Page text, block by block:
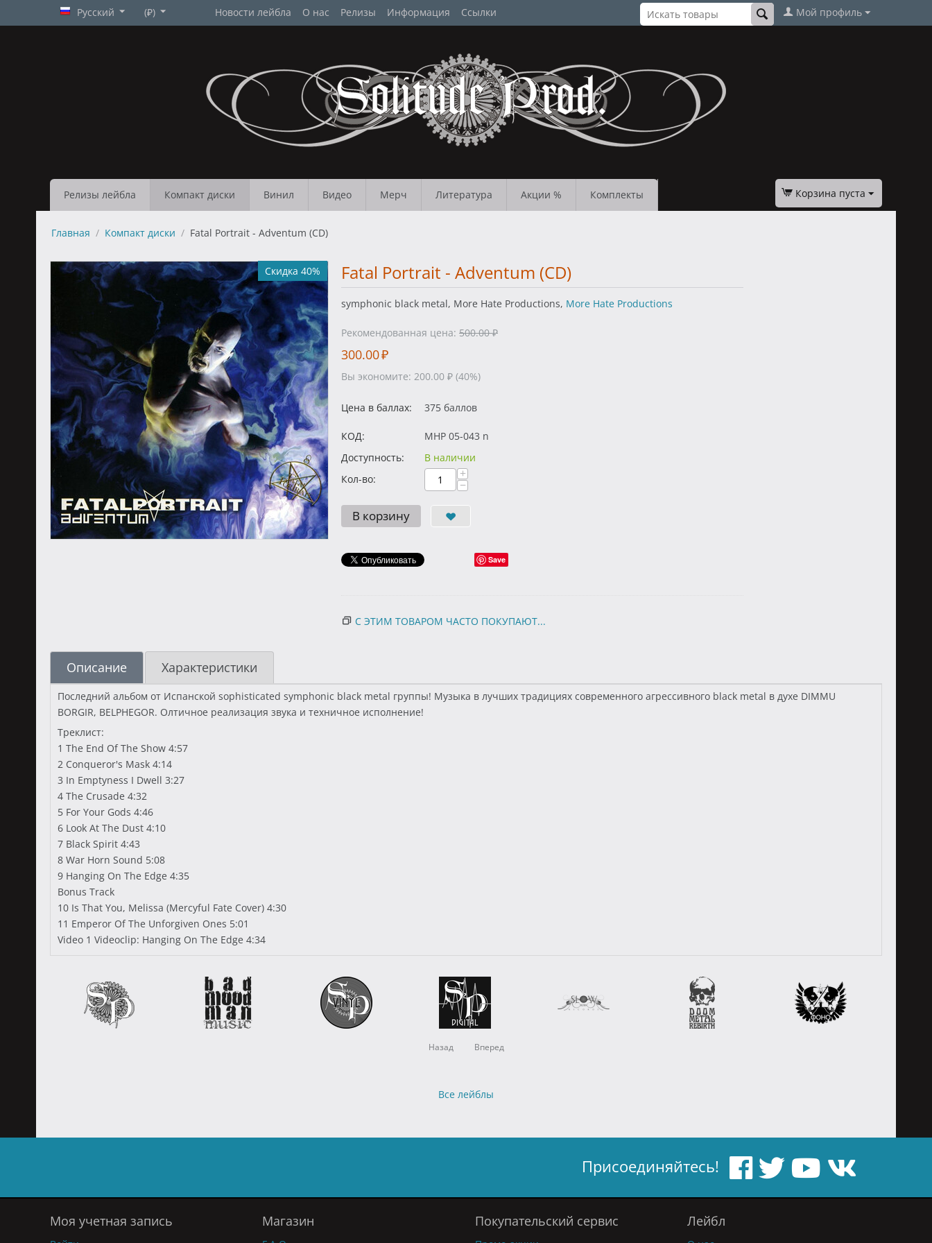
Русский (₽) Новости лейбла О нас Релизы Информация Ссылки Мой профиль
Релизы лейбла Компакт диски Винил Видео Мерч Литература Акции % Комплекты Корзина пуста
Главная / Компакт диски / Fatal Portrait - Adventum (CD)
Скидка 40% Fatal Portrait - Adventum (CD)
symphonic black metal, More Hate Productions, More Hate Productions
Рекомендованная цена: 500.00 ₽
300.00₽
Вы экономите: 200.00 ₽ (40%)
Цена в баллах: 375 баллов
КОД:
MHP 05-043 n
Доступность:
В наличии
Кол-во:
+
−
В корзину
Save
С ЭТИМ ТОВАРОМ ЧАСТО ПОКУПАЮТ...
Описание Характеристики
Последний альбом от Испанской sophisticated symphonic black metal группы! Музыка в лучших традициях современного агрессивного black metal в духе DIMMU
BORGIR, BELPHEGOR. Олтичное реализация звука и техничное исполнение!
Треклист:
1 The End Of The Show 4:57
2 Conqueror's Mask 4:14
3 In Emptyness I Dwell 3:27
4 The Crusade 4:32
5 For Your Gods 4:46
6 Look At The Dust 4:10
7 Black Spirit 4:43
8 War Horn Sound 5:08
9 Hanging On The Edge 4:35
Bonus Track
10 Is That You, Melissa (Mercyful Fate Cover) 4:30
11 Emperor Of The Unforgiven Ones 5:01
Video 1 Videoclip: Hanging On The Edge 4:34
Назад Вперед
Все лейблы
Присоединяйтесь!
Моя учетная запись Магазин Покупательский сервис Лейбл